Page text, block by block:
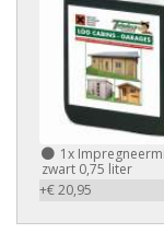
1x
zwart 0,75 liter
+€ 20,95